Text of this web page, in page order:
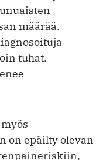
määrää.
tuhat.
on epäilty olevan